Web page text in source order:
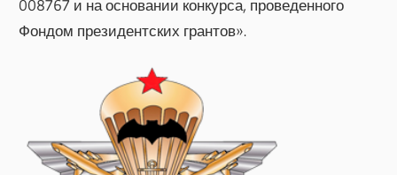
008767 и на основании конкурса, проведенного
Фондом президентских грантов».